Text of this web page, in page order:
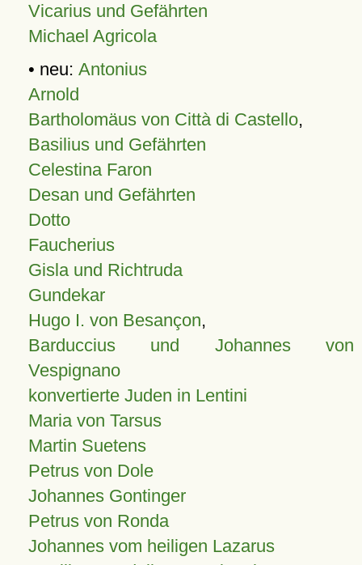
Vicarius und Gefährten
Michael Agricola
• neu: Antonius
Arnold
Bartholomäus von Città di Castello,
Basilius und Gefährten
Celestina Faron
Desan und Gefährten
Dotto
Faucherius
Gisla und Richtruda
Gundekar
Hugo I. von Besançon,
Barduccius und Johannes von
Vespignano
konvertierte Juden in Lentini
Maria von Tarsus
Martin Suetens
Petrus von Dole
Johannes Gontinger
Petrus von Ronda
Johannes vom heiligen Lazarus